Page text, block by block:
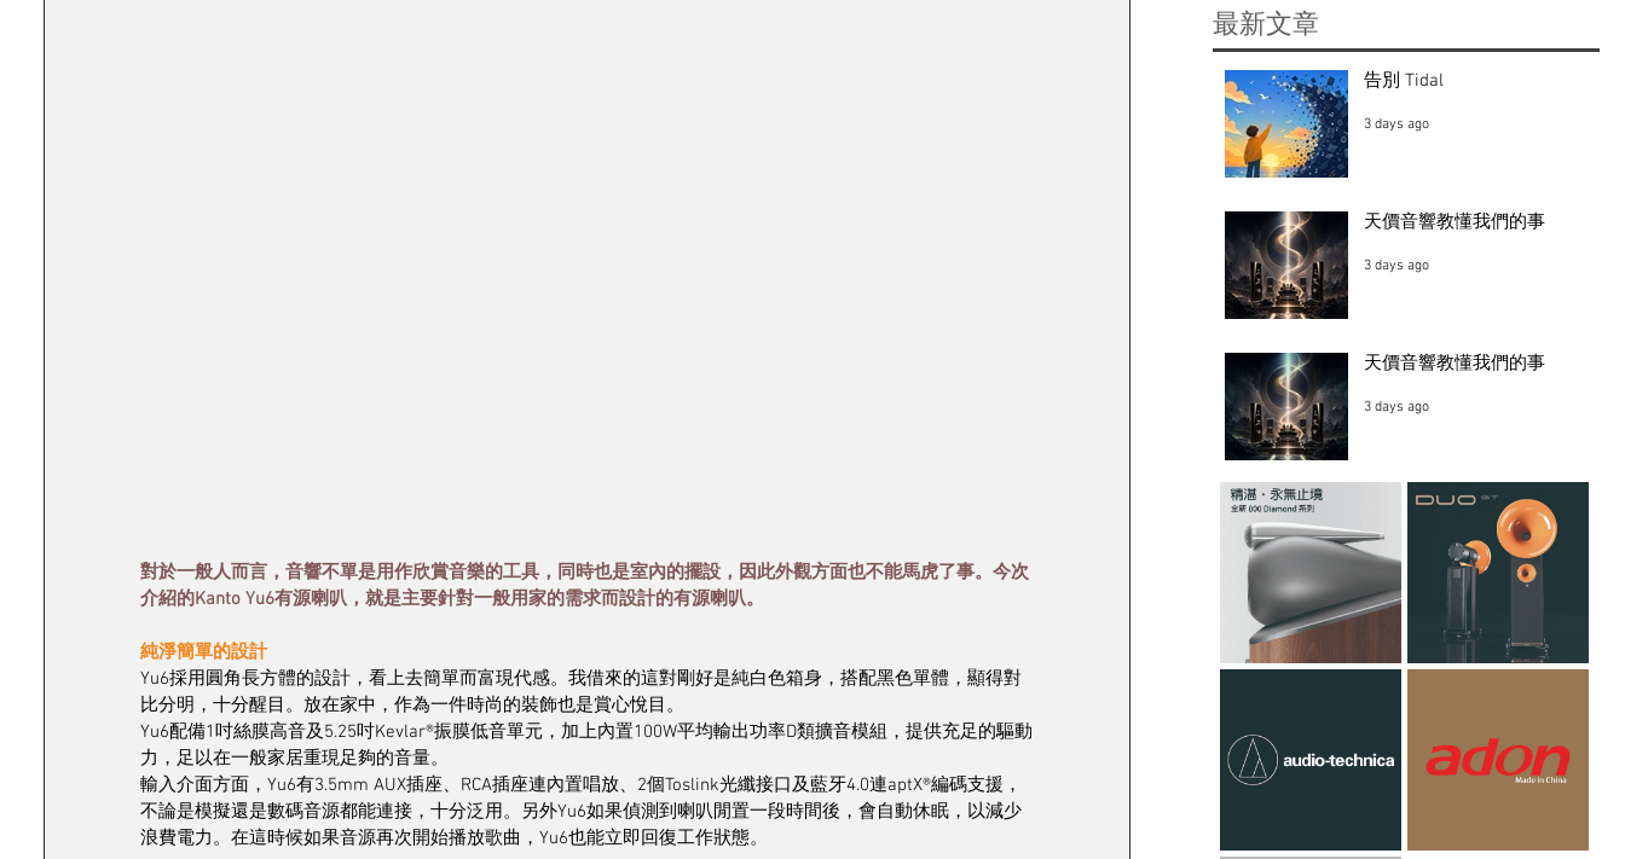
對於一般人而言，音響不單是用作欣賞音樂的工具，同時也是室內的擺設，因此外觀方面也不能馬虎了事。今次
介紹的Kanto Yu6有源喇叭，就是主要針對一般用家的需求而設計的有源喇叭。
純淨簡單的設計
Yu6採用圓角長方體的設計，看上去簡單而富現代感。我借來的這對剛好是純白色箱身，搭配黑色單體，顯得對
比分明，十分醒目。放在家中，作為一件時尚的裝飾也是賞心悅目。
Yu6配備1吋絲膜高音及5.25吋Kevlar®振膜低音單元，加上內置100W平均輸出功率D類擴音模組，提供充足的驅動
力，足以在一般家居重現足夠的音量。
輸入介面方面，Yu6有3.5mm AUX插座、RCA插座連內置唱放、2個Toslink光纖接口及藍牙4.0連aptX®編碼支援，
不論是模擬還是數碼音源都能連接，十分泛用。另外Yu6如果偵測到喇叭閒置一段時間後，會自動休眠，以減少
浪費電力。在這時候如果音源再次開始播放歌曲，Yu6也能立即回復工作狀態。
​最新文章
告別 Tidal
3 days ago
天價音響教懂我們的事
3 days ago
天價音響教懂我們的事
3 days ago